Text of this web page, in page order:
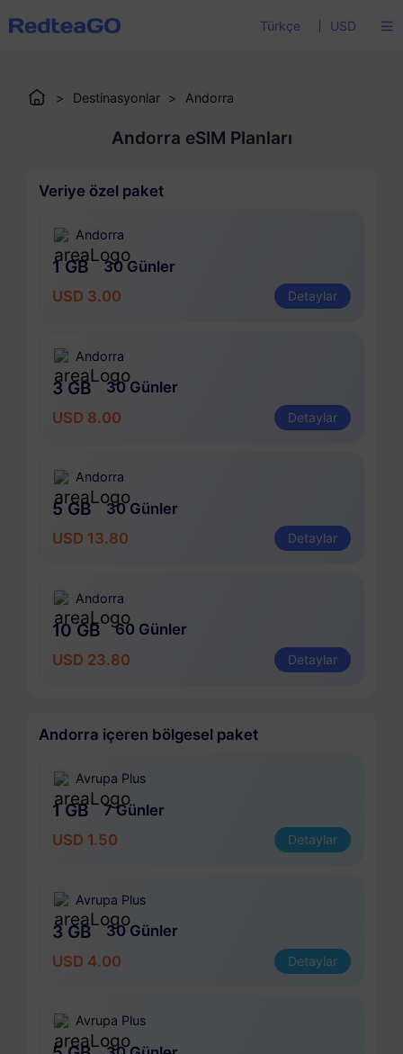
Türkçe USD
> Destinasyonlar > Andorra
Andorra eSIM Planları
Veriye özel paket
Andorra
1 GB
30 Günler
USD 3.00
Detaylar
Andorra
3 GB
30 Günler
USD 8.00
Detaylar
Andorra
5 GB
30 Günler
USD 13.80
Detaylar
Andorra
10 GB
60 Günler
USD 23.80
Detaylar
Andorra içeren bölgesel paket
Avrupa Plus
1 GB
7 Günler
USD 1.50
Detaylar
Avrupa Plus
3 GB
30 Günler
USD 4.00
Detaylar
Avrupa Plus